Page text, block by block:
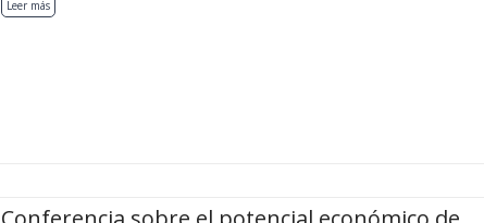
Leer más